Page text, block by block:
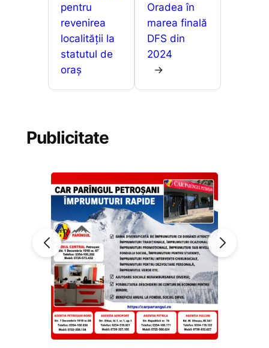
pentru
revenirea
localității la
statutul de
oraș
Oradea în
marea finală
DFS din
2024
→
Publicitate